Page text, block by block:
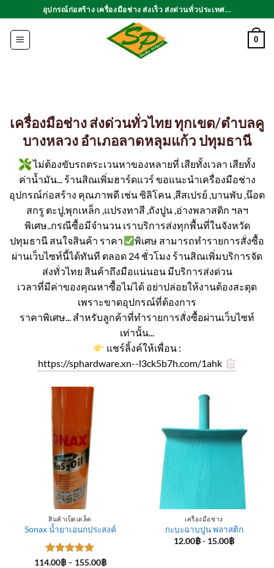
ไป
เนื้อหา
อุปกรณ์ก่อสร้าง เครื่องมือช่าง ส่งเร็ว ส่งด่วนทั่วประเทศ...
0
เครื่องมือช่าง ส่งด่วนทั่วไทย ทุกเขต/ตำบลคู
บางหลวง อำเภอลาดหลุมแก้ว ปทุมธานี
ไม่ต้องขับรถตระเวนหาของหลายที่ เสียทั้งเวลา เสียทั้ง
ค่าน้ำมัน... ร้านสิณเพิ่มฮาร์ดแวร์ ขอแนะนำเครื่องมือช่าง
อุปกรณ์ก่อสร้าง คุณภาพดี เช่น ซิลิโคน ,สีสเปรย์ ,บานพับ ,น๊อต
สกรู ตะปู,พุกเหล็ก ,แปรงทาสี ,ถังปูน ,อ่างพลาสติก ฯลฯ
พิเศษ..กรณีซื้อมีจำนวน เราบริการส่งทุกพื้นที่ในจังหวัด
ปทุมธานี สนใจสินค้า ราคา
พิเศษ สามารถทำรายการสั่งซื้อ
ผ่านเว็บไซท์นี้ได้ทันที ตลอด 24 ชั่วโมง ร้านสิณเพิ่มบริการจัด
ส่งทั่วไทย สินค้าถึงมือแน่นอน มีบริการส่งด่วน
เวลาที่มีค่าของคุณหาซื้อไม่ได้ อย่าปล่อยให้งานต้องสะดุด
เพราะขาดอุปกรณ์ที่ต้องการ
ราคาพิเศษ... สำหรับลูกค้าที่ทำรายการสั่งซื้อผ่านเว็บไซท์
เท่านั้น...
แชร์ลิ้งค์ให้เพื่อน :
https://sphardware.xn--l3ck5b7h.com/1ahk
สินค้าเบ็ดเตล็ด
Sonax น้ำยาเอนกประสงค์
ให้คะแนน
114.00฿ – 155.00฿Price
เครื่องมือช่าง
กะบะฉาบปูน พลาสติก
12.00฿- 15.00฿